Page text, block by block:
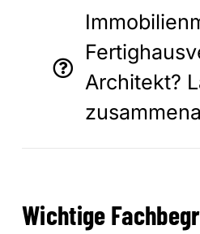
Architekt?
Wichtige